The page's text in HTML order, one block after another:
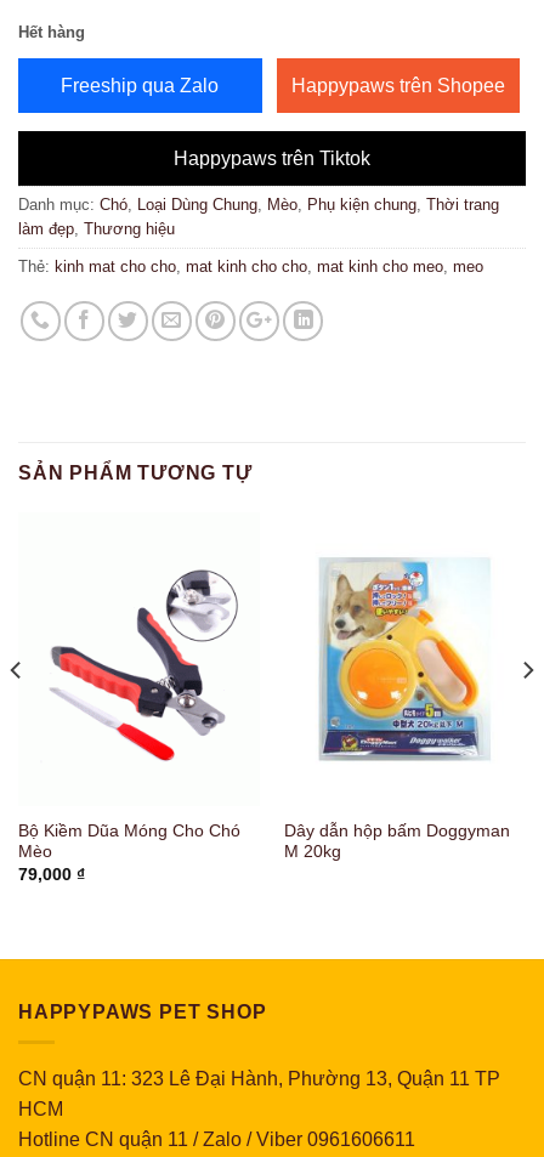
Hết hàng
Freeship qua Zalo Happypaws trên Shopee
Happypaws trên Tiktok
Danh mục: Chó Loại Dùng Chung Mèo Phụ kiện chung Thời trang
làm đẹp Thương hiệu
Thẻ: kinh mat cho cho mat kinh cho cho mat kinh cho meo meo
SẢN PHẨM TƯƠNG TỰ
Bộ Kiềm Dũa Móng Cho Chó
Mèo
79,000 ₫
Dây dẫn hộp bấm Doggyman
M 20kg
HAPPYPAWS PET SHOP
CN quận 11: 323 Lê Đại Hành, Phường 13, Quận 11 TP
HCM
Hotline CN quận 11 / Zalo / Viber 0961606611